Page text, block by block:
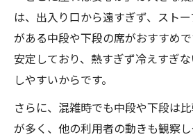
は、出入り口から遠すぎず、スト
がある中段や下段の席がおすすめ
安定しており、熱すぎず冷えすぎ
しやすいからです。
さらに、混雑時でも中段や下段は
が多く、他の利用者の動きも観察